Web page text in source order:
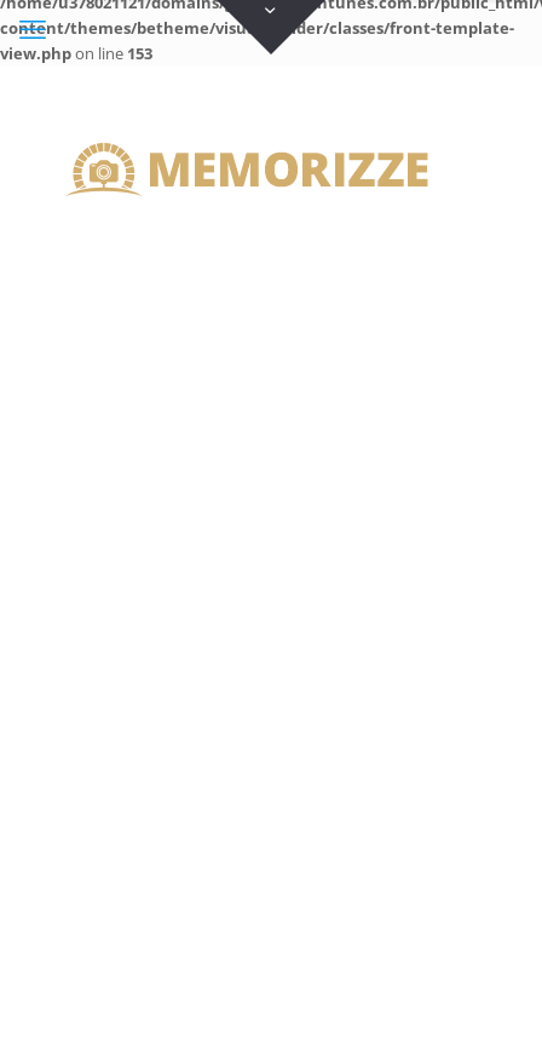
content/themes/betheme/visual-builder/classes/front-template-
view.phpon line 153